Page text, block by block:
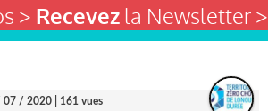
> Recevezla Newsletter >
07 / 2020 | 161 vues